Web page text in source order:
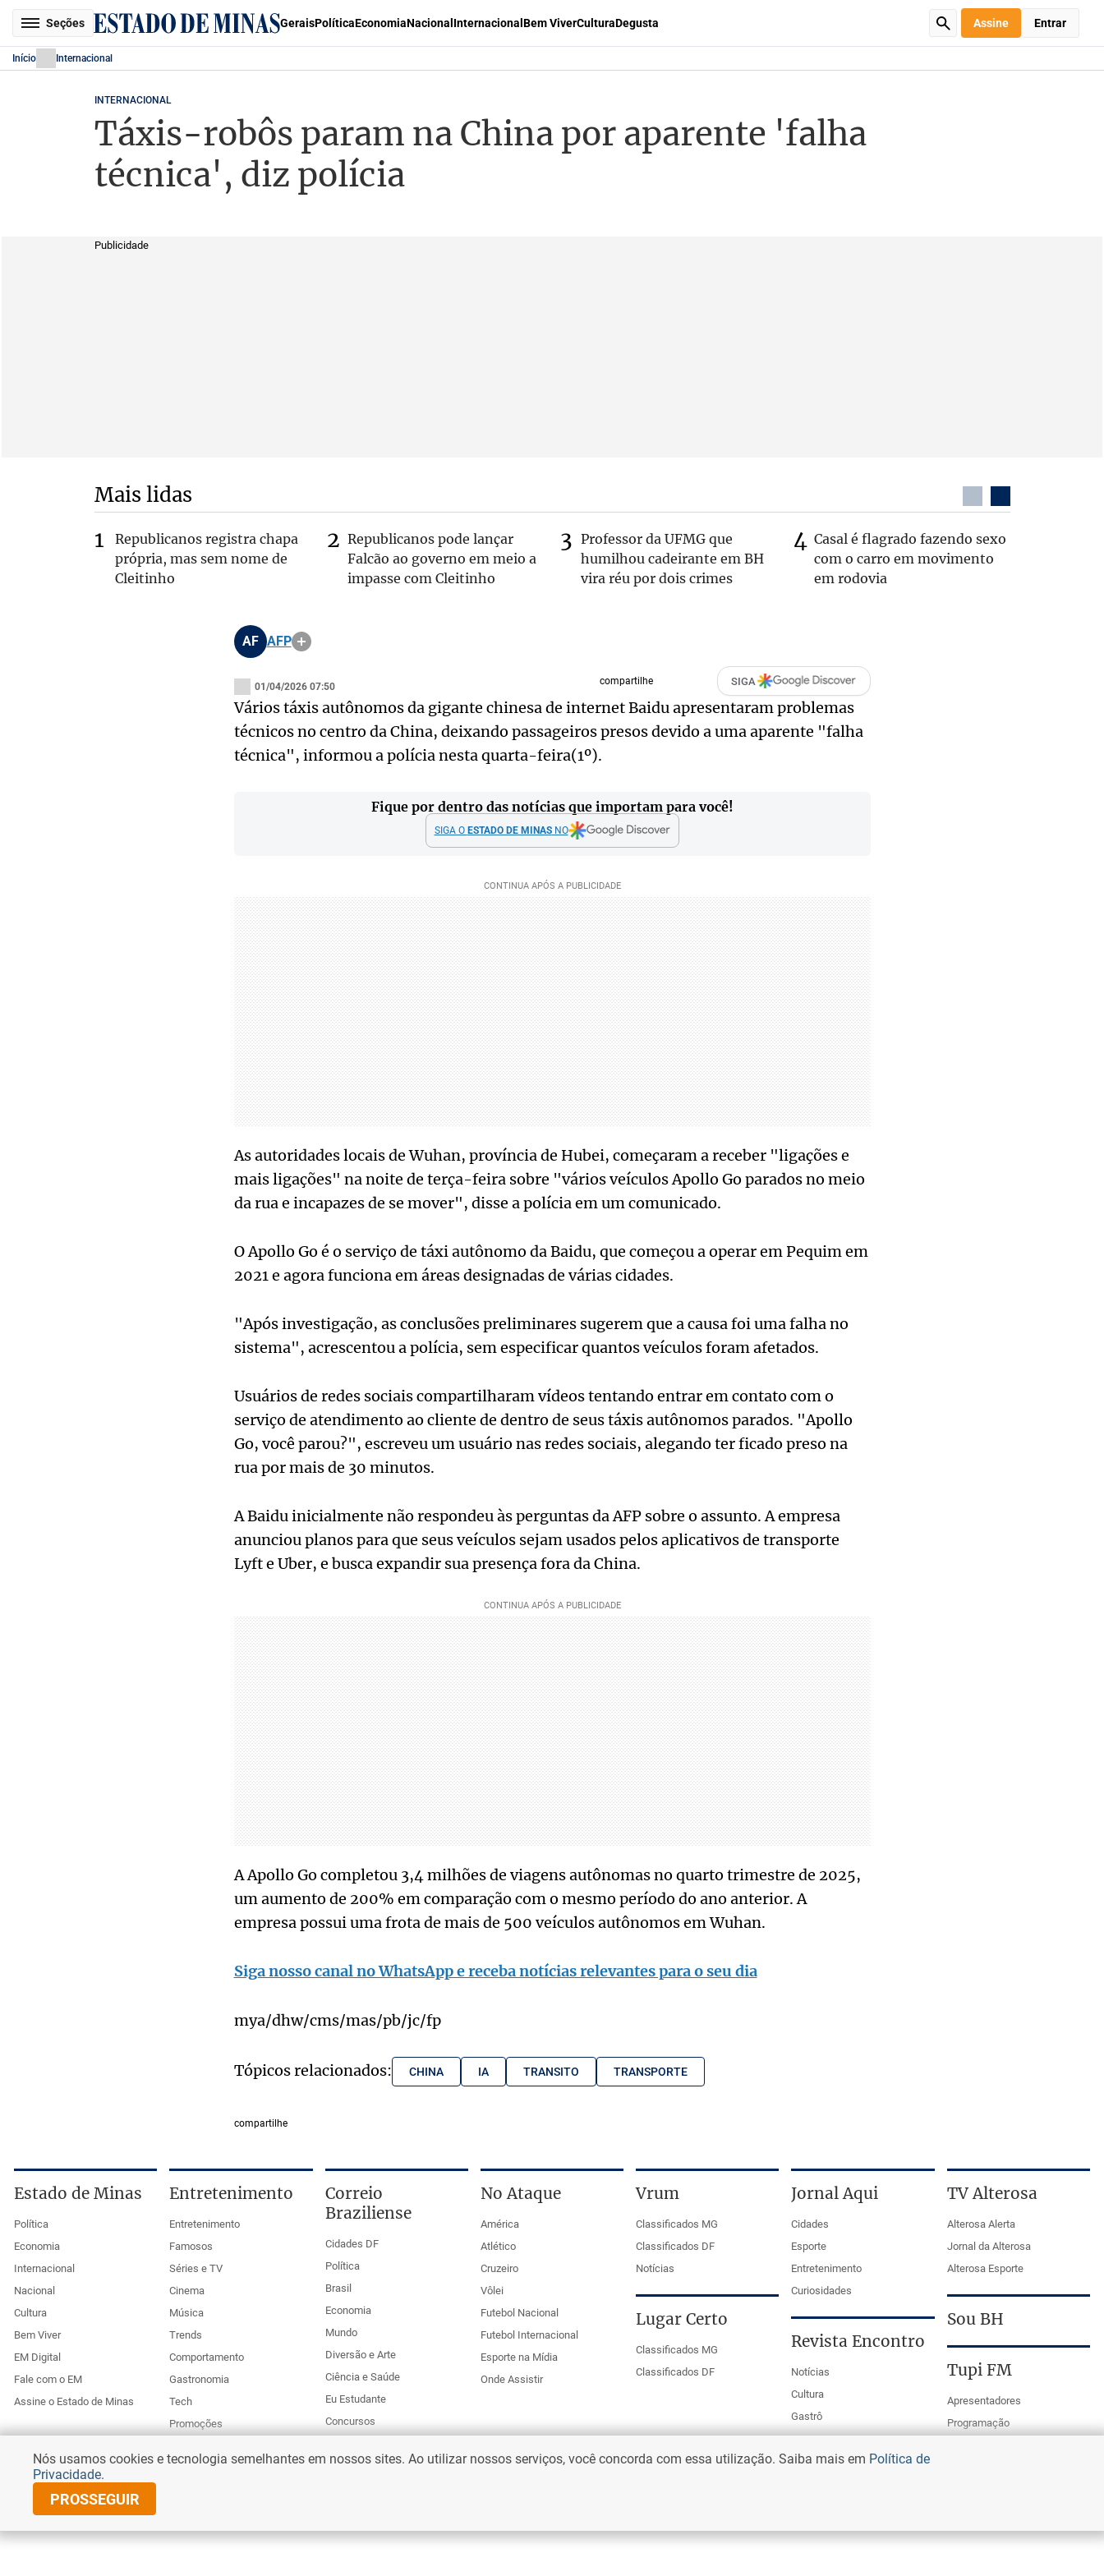
Seções GeraisPolíticaEconomiaNacional Internacional Bem ViverCulturaDegusta Assine Entrar
Início Internacional
INTERNACIONAL
Táxis-robôs param na China por aparente 'falha
técnica', diz polícia
Publicidade
Mais lidas
Republicanos registra chapa
própria, mas sem nome de
Cleitinho
Republicanos pode lançar
Falcão ao governo em meio a
impasse com Cleitinho
Professor da UFMG que
humilhou cadeirante em BH
vira réu por dois crimes
Casal é flagrado fazendo sexo
com o carro em movimento
em rodovia
AF AFP
01/04/2026 07:50 compartilhe SIGA
Vários táxis autônomos da gigante chinesa de internet Baidu apresentaram problemas
técnicos no centro da China, deixando passageiros presos devido a uma aparente "falha
técnica", informou a polícia nesta quarta-feira(1º).
Fique por dentro das notícias que importam para você!
SIGA O ESTADO DE MINASNO
As autoridades locais de Wuhan, província de Hubei, começaram a receber "ligações e
mais ligações" na noite de terça-feira sobre "vários veículos Apollo Go parados no meio
da rua e incapazes de se mover", disse a polícia em um comunicado.
O Apollo Go é o serviço de táxi autônomo da Baidu, que começou a operar em Pequim em
2021 e agora funciona em áreas designadas de várias cidades.
"Após investigação, as conclusões preliminares sugerem que a causa foi uma falha no
sistema", acrescentou a polícia, sem especificar quantos veículos foram afetados.
Usuários de redes sociais compartilharam vídeos tentando entrar em contato com o
serviço de atendimento ao cliente de dentro de seus táxis autônomos parados. "Apollo
Go, você parou?", escreveu um usuário nas redes sociais, alegando ter ficado preso na
rua por mais de 30 minutos.
A Baidu inicialmente não respondeu às perguntas da AFP sobre o assunto. A empresa
anunciou planos para que seus veículos sejam usados pelos aplicativos de transporte
Lyft e Uber, e busca expandir sua presença fora da China.
A Apollo Go completou 3,4 milhões de viagens autônomas no quarto trimestre de 2025,
um aumento de 200% em comparação com o mesmo período do ano anterior. A
empresa possui uma frota de mais de 500 veículos autônomos em Wuhan.
Siga nosso canal no WhatsApp e receba notícias relevantes para o seu dia
mya/dhw/cms/mas/pb/jc/fp
Tópicos relacionados: CHINA IA TRANSITO TRANSPORTE
compartilhe
Estado de Minas
Política
Economia
Internacional
Nacional
Cultura
Bem Viver
EM Digital
Fale com o EM
Assine o Estado de Minas
Entretenimento
Entretenimento
Famosos
Séries e TV
Cinema
Música
Trends
Comportamento
Gastronomia
Tech
Promoções
Anuncie no Uai
Correio
Braziliense
Cidades DF
Política
Brasil
Economia
Mundo
Diversão e Arte
Ciência e Saúde
Eu Estudante
Concursos
No Ataque
América
Atlético
Cruzeiro
Vôlei
Futebol Nacional
Futebol Internacional
Esporte na Mídia
Onde Assistir
Vrum
Classificados MG
Classificados DF
Notícias
Lugar Certo
Classificados MG
Classificados DF
Jornal Aqui
Cidades
Esporte
Entretenimento
Curiosidades
Revista Encontro
Notícias
Cultura
Gastrô
TV Alterosa
Alterosa Alerta
Jornal da Alterosa
Alterosa Esporte
Sou BH
Tupi FM
Apresentadores
Programação
© Copyright 2026 Diários Associados
Nós usamos cookies e tecnologia semelhantes em nossos sites. Ao utilizar nossos serviços, você concorda com essa utilização. Saiba mais em Política de
Privacidade.
PROSSEGUIR